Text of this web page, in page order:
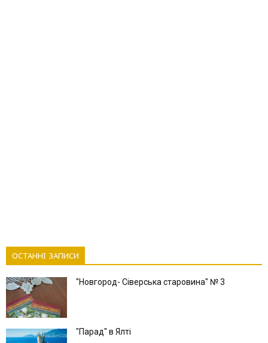
ОСТАННІ ЗАПИСИ
"Новгород- Сіверська старовина" № 3
"Парад" в Ялті